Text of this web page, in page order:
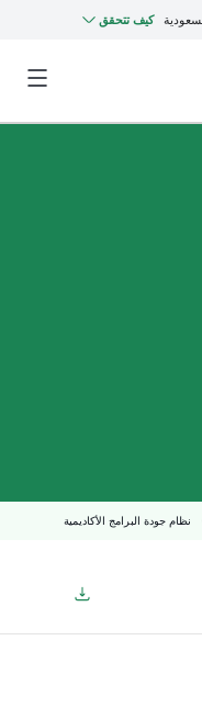
كيف تتحقق
نظام جودة البرامج الأكاديمية